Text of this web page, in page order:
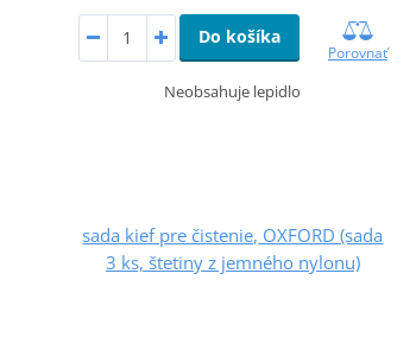
Do košíka
Porovnať
Neobsahuje lepidlo
sada kief pre čistenie, OXFORD (sada
3 ks, štetiny z jemného nylonu)